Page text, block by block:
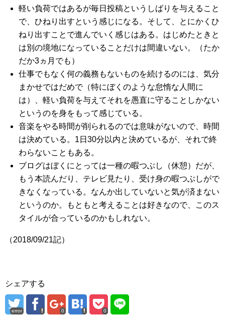
軽い負荷ではあるが毎日投稿というしばりを与えること
で、ひねり出すという感じになる。そして、とにかくひ
ねり出すことで進んでいく感じはある。はじめたときと
は別の境地になっていることだけは間違いない。（たか
だか3ヵ月でも）
仕事でもなく何の義務もないものを続けるのには、気分
まかせではだめで（特にぼくのような怠惰な人間に
は）、軽い負荷を与えてそれを愚直に守ることしかない
というのを身をもって感じている。
音楽をやる時間が削られるのでは意味がないので、時間
は決めている。1日30分以内と決めているが、それで終
わらないこともある。
ブログはぼくにとっては一種の暇つぶし（休憩）だが、
もう本読んだり、テレビ見たり、受け身の暇つぶしがで
きなくなっている。なんか出していないと気が済まない
というのか。もともと考えることは好きなので、このス
タイルが合っているのかもしれない。
（2018/09/21記）
シェアする
error 0 0